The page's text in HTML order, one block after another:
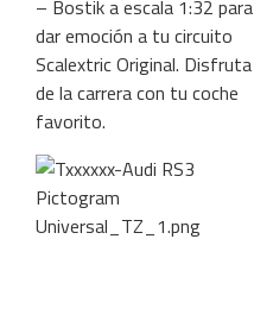
– Bostik a escala 1:32 para
dar emoción a tu circuito
Scalextric Original. Disfruta
de la carrera con tu coche
favorito.